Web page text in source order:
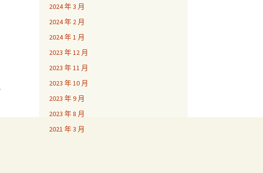
2024 年 3 月
2024 年 2 月
2024 年 1 月
2023 年 12 月
2023 年 11 月
2023 年 10 月
2023 年 9 月
2023 年 8 月
2021 年 3 月